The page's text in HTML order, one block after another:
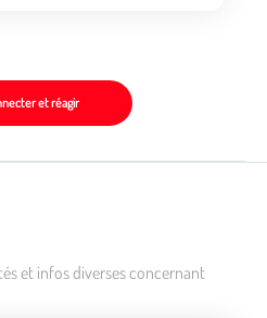
et réagir
et infos diverses concernant